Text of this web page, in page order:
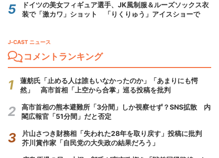
ドイツの美女フィギュア選手、JK風制服＆ルーズソックス衣
装で「激カワ」ショット 「りくりゅう」アイスショーで
J-CAST ニュース
コメントランキング
蓮舫氏「止める人は誰もいなかったのか」「あまりにも愕
然」 高市首相「上空から合掌」巡る投稿を批判
高市首相の熊本避難所「3分間」しか視察せず？SNS拡散 内
閣広報官「51分間」だと否定
片山さつき財務相「失われた28年を取り戻す」投稿に批判
芥川賞作家「自民党の大失政の結果だろう」